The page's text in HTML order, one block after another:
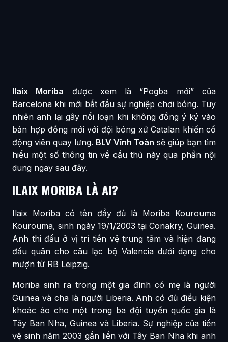
Ilaix Moriba được xem là “Pogba mới” của
Barcelona khi mới bắt đầu sự nghiệp chơi bóng. Tuy
nhiên anh lại gây nổi loạn khi không đồng ý ký vào
bản hợp đồng mới với đội bóng xứ Catalan khiến cổ
động viên quay lưng. BLV Vĩnh Toàn sẽ giúp bạn tìm
hiểu một số thông tin về cầu thủ này qua phần nội
dung ngay sau đây.
ILAIX MORIBA LÀ AI?
Ilaix Moriba có tên đầy đủ là Moriba Kourouma
Kourouma, sinh ngày 19/1/2003 tại Conakry, Guinea.
Anh thi đấu ở vị trí tiền vệ trung tâm và hiện đang
đầu quân cho câu lạc bộ Valencia dưới dạng cho
mượn từ RB Leipzig.
Moriba sinh ra trong một gia đình có mẹ là người
Guinea và cha là người Liberia. Anh có đủ điều kiện
khoác áo cho một trong ba đội tuyển quốc gia là
Tây Ban Nha, Guinea và Liberia. Sự nghiệp của tiền
vệ sinh năm 2003 gắn liền với Tây Ban Nha khi anh